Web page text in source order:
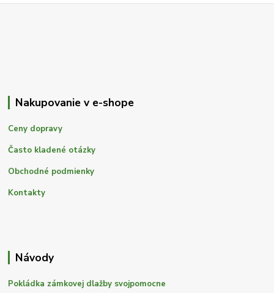
Nakupovanie v e-shope
Ceny dopravy
Často kladené otázky
Obchodné podmienky
Kontakty
Návody
Pokládka zámkovej dlažby svojpomocne